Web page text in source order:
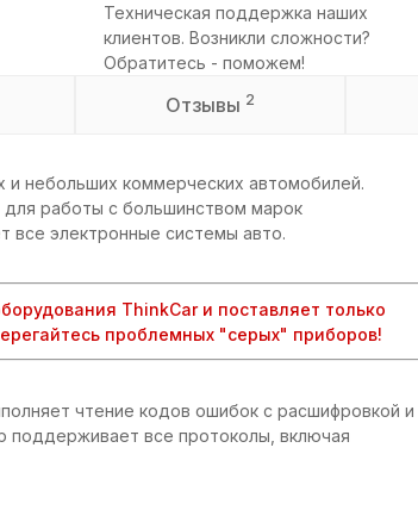
Техническая поддержка наших
клиентов. Возникли сложности?
Обратитесь - поможем!
Отзывы 2
небольших коммерческих автомобилей.
для работы с большинством марок
все электронные системы авто.
ThinkCar и поставляет только
проблемных "серых" приборов!
чтение кодов ошибок с расшифровкой и
поддерживает все протоколы, включая